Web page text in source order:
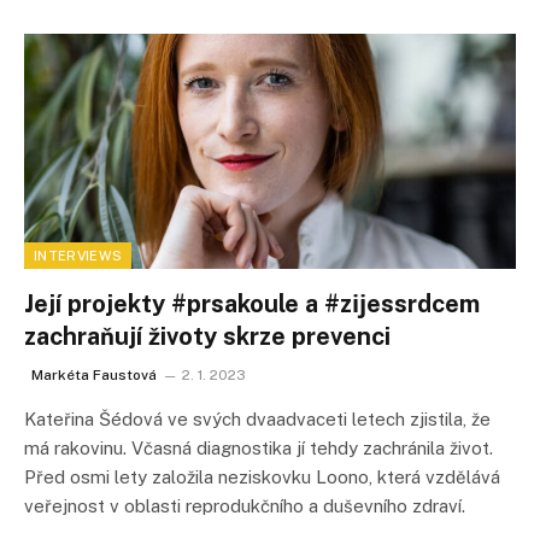
INTERVIEWS
Její projekty #prsakoule a #zĳessrdcem
zachraňují životy skrze prevenci
Markéta Faustová 2. 1. 2023
Kateřina Šédová ve svých dvaadvaceti letech zjistila, že
má rakovinu. Včasná diagnostika jí tehdy zachránila život.
Před osmi lety založila neziskovku Loono, která vzdělává
veřejnost v oblasti reprodukčního a duševního zdraví.